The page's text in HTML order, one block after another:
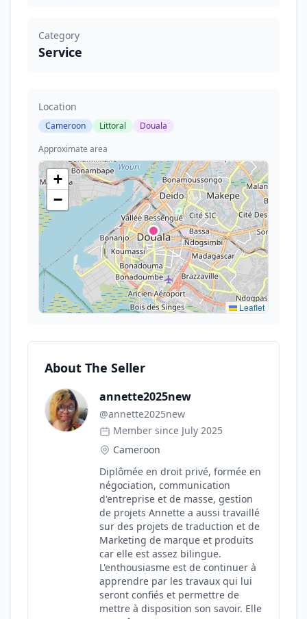
Category
Service
Location
Cameroon Littoral
Douala
Approximate area
+
−
Leaflet
About The Seller
annette2025new
@annette2025new
Member since July 2025
Cameroon
Diplômée en droit privé, formée en
négociation, communication
d'entreprise et de masse, gestion
de projets Annette a aussi travaillé
sur des projets de traduction et de
Marketing de marque et produits
car elle est assez bilingue.
L'enthousiasme est de continuer à
apprendre par les travaux qui lui
seront confiés et permettre de
mettre à disposition son savoir. Elle